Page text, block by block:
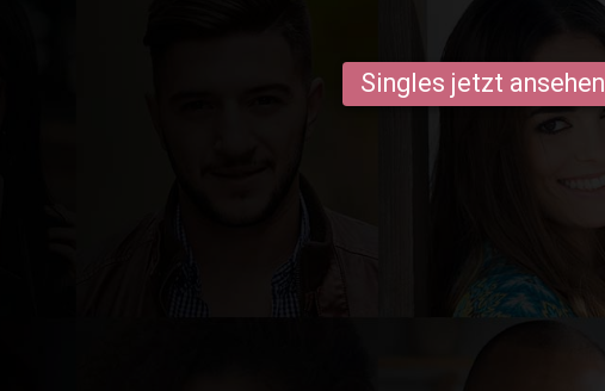
Singles jetzt ansehen